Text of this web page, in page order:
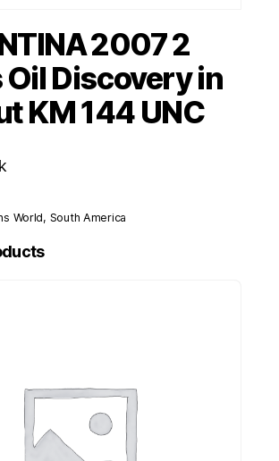
2007 2
Oil Discovery in
KM 144 UNC
World, South America